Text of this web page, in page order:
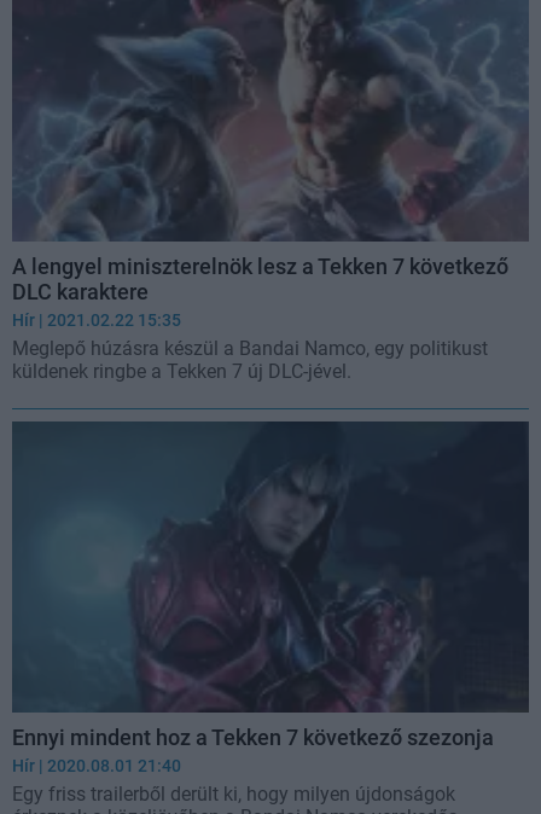
A lengyel miniszterelnök lesz a Tekken 7 következő
DLC karaktere
Hír | 2021.02.22 15:35
Meglepő húzásra készül a Bandai Namco, egy politikust
küldenek ringbe a Tekken 7 új DLC-jével.
Ennyi mindent hoz a Tekken 7 következő szezonja
Hír | 2020.08.01 21:40
Egy friss trailerből derült ki, hogy milyen újdonságok